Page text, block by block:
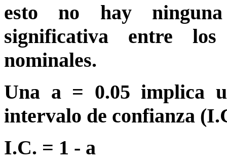
esto no hay ninguna
significativa entre
nominales.
Una a = 0.05 implica
intervalo de confianza
I.C. = 1 - a